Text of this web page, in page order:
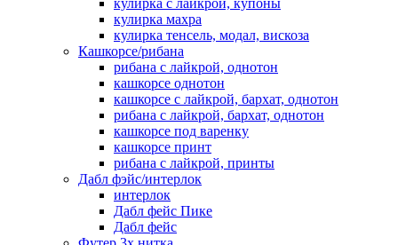
кулирка с лайкрой, купоны
кулирка махра
кулирка тенсель, модал, вискоза
Кашкорсе/рибана
рибана с лайкрой, однотон
кашкорсе однотон
кашкорсе с лайкрой, бархат, однотон
рибана с лайкрой, бархат, однотон
кашкорсе под варенку
кашкорсе принт
рибана с лайкрой, принты
Дабл фэйс/интерлок
интерлок
Дабл фейс Пике
Дабл фейс